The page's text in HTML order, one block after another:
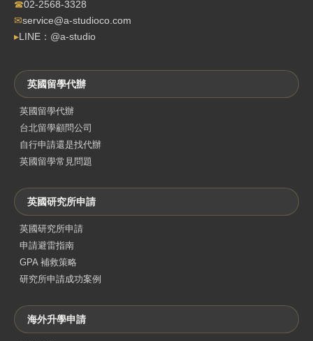
☎02-2568-3328
✉service@a-studioco.com
▸LINE：@a-studio
英國留學代辦
英國留學代辦
台北留學顧問公司
自行申請還是找代辦
英國留學常見問題
英國研究所申請
英國研究所申請
申請避雷指南
GPA 補救策略
研究所申請成功案例
海外升學申請